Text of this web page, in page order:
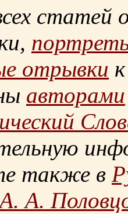
статей
отрывки
авторами
также в
А.